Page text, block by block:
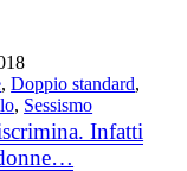
,Doppio standard,
, Sessismo
Infatti